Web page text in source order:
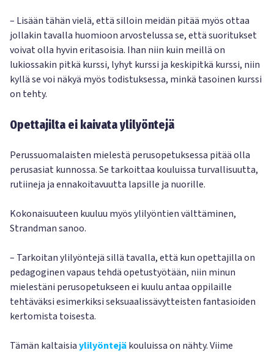
– Lisään tähän vielä, että silloin meidän pitää myös ottaa
jollakin tavalla huomioon arvostelussa se, että suoritukset
voivat olla hyvin eritasoisia. Ihan niin kuin meillä on
lukiossakin pitkä kurssi, lyhyt kurssi ja keskipitkä kurssi, niin
kyllä se voi näkyä myös todistuksessa, minkä tasoinen kurssi
on tehty.
Opettajilta ei kaivata ylilyöntejä
Perussuomalaisten mielestä perusopetuksessa pitää olla
perusasiat kunnossa. Se tarkoittaa kouluissa turvallisuutta,
rutiineja ja ennakoitavuutta lapsille ja nuorille.
Kokonaisuuteen kuuluu myös ylilyöntien välttäminen,
Strandman sanoo.
– Tarkoitan ylilyöntejä sillä tavalla, että kun opettajilla on
pedagoginen vapaus tehdä opetustyötään, niin minun
mielestäni perusopetukseen ei kuulu antaa oppilaille
tehtäväksi esimerkiksi seksuaalissävytteisten fantasioiden
kertomista toisesta.
Tämän kaltaisiaylilyöntejäkouluissa on nähty. Viime